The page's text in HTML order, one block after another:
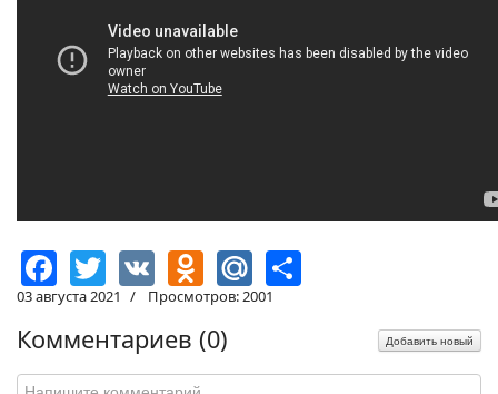
Facebook
Twitter
VK Odnoklassniki
Mail.Ru
03 августа 2021 Просмотров: 2001
Комментариев (0) Добавить новый